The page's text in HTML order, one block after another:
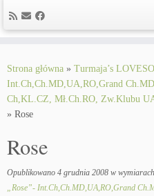
content
Strona główna » Turmaja’s
Int.Ch,Ch.MD,UA,RO,Grand
Ch,KL.CZ, Mł.Ch.RO, Zw.Klubu
» Rose
Rose
Opublikowano 4 grudnia 2008 w wymiarach
„Rose”- Int.Ch,Ch.MD,UA,RO,Grand